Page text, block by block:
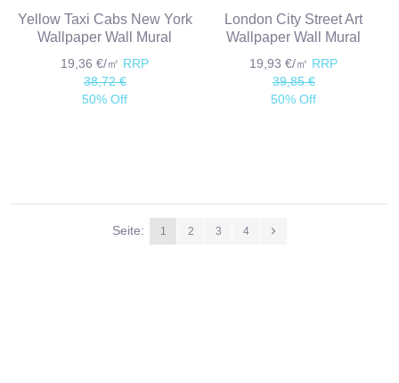
Yellow Taxi Cabs New York
Wallpaper Wall Mural
19,36 €/㎡ RRP
38,72 €
50% Off
London City Street Art
Wallpaper Wall Mural
19,93 €/㎡ RRP
39,85 €
50% Off
Seite: 1 2 3 4